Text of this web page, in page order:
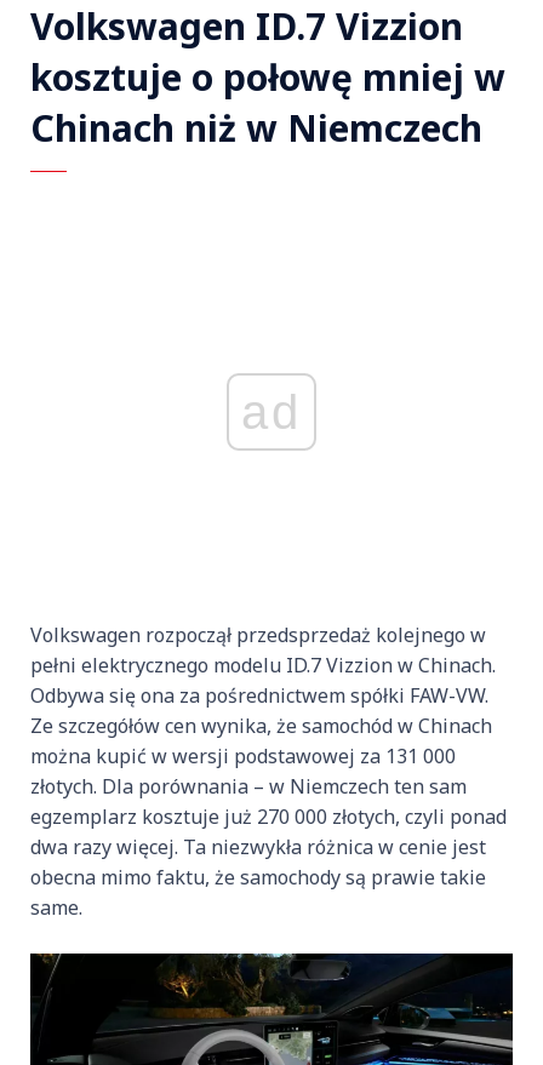
Volkswagen ID.7 Vizzion
kosztuje o połowę mniej w
Chinach niż w Niemczech
ad
Volkswagen rozpoczął przedsprzedaż kolejnego w
pełni elektrycznego modelu ID.7 Vizzion w Chinach.
Odbywa się ona za pośrednictwem spółki FAW-VW.
Ze szczegółów cen wynika, że samochód w Chinach
można kupić w wersji podstawowej za 131 000
złotych. Dla porównania – w Niemczech ten sam
egzemplarz kosztuje już 270 000 złotych, czyli ponad
dwa razy więcej. Ta niezwykła różnica w cenie jest
obecna mimo faktu, że samochody są prawie takie
same.